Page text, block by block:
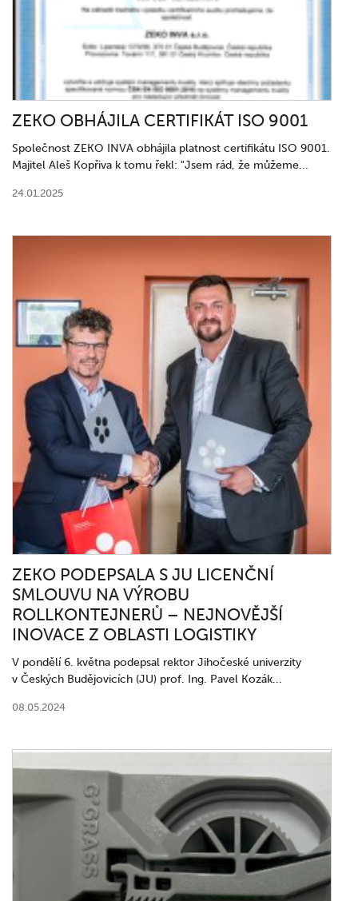
ZEKO OBHÁJILA CERTIFIKÁT ISO 9001
Společnost ZEKO INVA obhájila platnost certifikátu ISO 9001.
Majitel Aleš Kopřiva k tomu řekl: "Jsem rád, že můžeme...
24.01.2025
ZEKO PODEPSALA S JU LICENČNÍ
SMLOUVU NA VÝROBU
ROLLKONTEJNERŮ – NEJNOVĚJŠÍ
INOVACE Z OBLASTI LOGISTIKY
V pondělí 6. května podepsal rektor Jihočeské univerzity
v Českých Budějovicích (JU) prof. Ing. Pavel Kozák...
08.05.2024